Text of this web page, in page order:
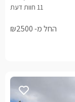
החל מ- ₪2500